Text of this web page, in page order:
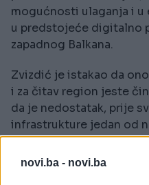
novi.ba - novi.ba
mogućnosti ulaganja i
u predstojeće digitalno
zapadnog Balkana.
Zvizdić je istakao da
i za čitav region jeste
da je nedostatak, prije
infrastrukture jedan od
ekonomskog razvoja
fokus daljeg djelovanja